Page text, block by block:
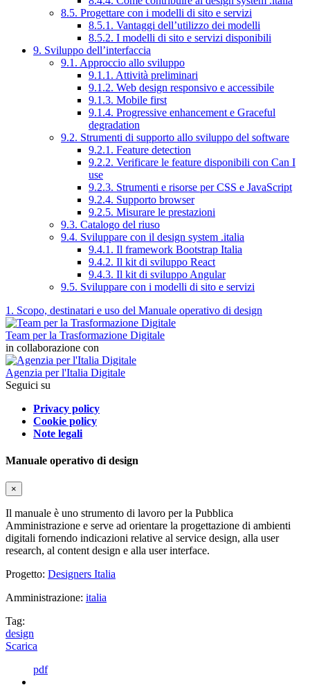
8.5. Progettare con i modelli di sito e servizi
8.5.1. Vantaggi dell’utilizzo dei modelli
8.5.2. I modelli di sito e servizi disponibili
9. Sviluppo dell’interfaccia
9.1. Approccio allo sviluppo
9.1.1. Attività preliminari
9.1.2. Web design responsivo e accessibile
9.1.3. Mobile first
9.1.4. Progressive enhancement e Graceful
degradation
9.2. Strumenti di supporto allo sviluppo del software
9.2.1. Feature detection
9.2.2. Verificare le feature disponibili con Can I
use
9.2.3. Strumenti e risorse per CSS e JavaScript
9.2.4. Supporto browser
9.2.5. Misurare le prestazioni
9.3. Catalogo del riuso
9.4. Sviluppare con il design system .italia
9.4.1. Il framework Bootstrap Italia
9.4.2. Il kit di sviluppo React
9.4.3. Il kit di sviluppo Angular
9.5. Sviluppare con i modelli di sito e servizi
1. Scopo, destinatari e uso del Manuale operativo di design
Team per la Trasformazione Digitale
in collaborazione con
Agenzia per l'Italia Digitale
Seguici su
Privacy policy
Cookie policy
Note legali
Manuale operativo di design
×
Il manuale è uno strumento di lavoro per la Pubblica
Amministrazione e serve ad orientare la progettazione di ambienti
digitali fornendo indicazioni relative al service design, alla user
research, al content design e alla user interface.
Progetto: Designers Italia
Amministrazione: italia
Tag:
design
Scarica
pdf